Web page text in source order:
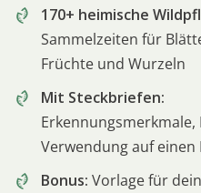
170+ heimische
Sammelzeiten für
Früchte und Wurzeln
Mit Steckbriefen:
Verwendung auf einen
Bonus: Vorlage für